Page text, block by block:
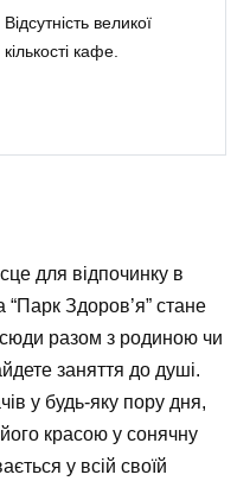
Відсутність великої
кількості кафе.
для відпочинку в
“Парк Здоров’я” стане
разом з родиною чи
заняття до душі.
у будь-яку пору дня,
красою у сонячну
у всій своїй